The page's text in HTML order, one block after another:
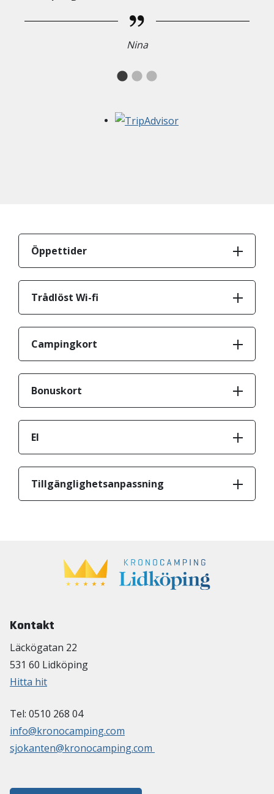
Nina
Öppettider
Trådlöst Wi-fi
Campingkort
Bonuskort
El
Tillgänglighetsanpassning
Kontakt
Läckögatan 22
531 60 Lidköping
Hitta hit
Tel: 0510 268 04
info@kronocamping.com
sjokanten@kronocamping.com